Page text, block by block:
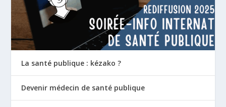
La santé publique : kézako ?
Devenir médecin de santé publique